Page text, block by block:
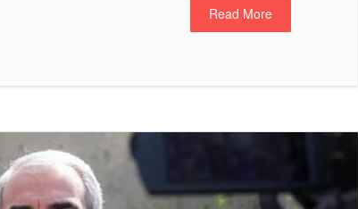
Read More